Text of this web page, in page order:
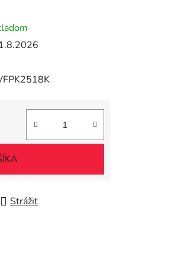
Strážiť